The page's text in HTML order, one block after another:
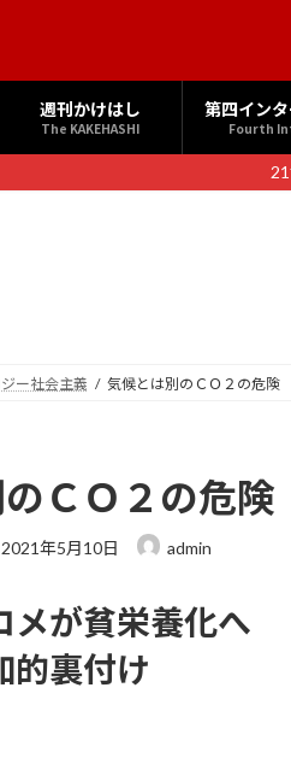
週刊かけはし
The KAKEHASHI
第四イン
Fourth
ー社会主義 気候とは別のＣＯ２の危険
ＣＯ２の危険
最
新
日
時
:
2021年5月10日 admin
メが貧栄養化へ
的裏付け